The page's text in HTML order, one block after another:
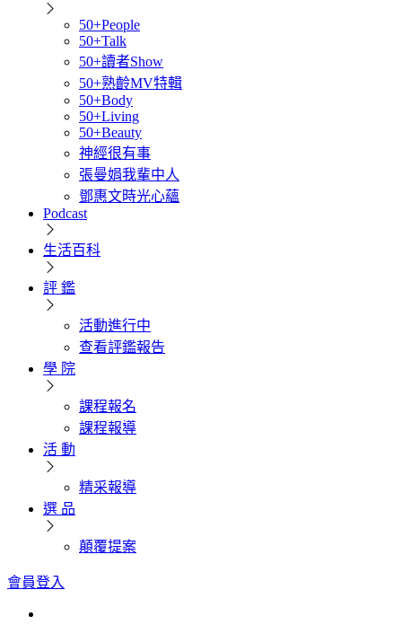
50+People
50+Talk
50+讀者Show
50+熟齡MV特輯
50+Body
50+Living
50+Beauty
神經很有事
張曼娟我輩中人
鄧惠文時光心蘊
Podcast
生活百科
評 鑑
活動進行中
查看評鑑報告
學 院
課程報名
課程報導
活 動
精采報導
選 品
顛覆提案
會員登入